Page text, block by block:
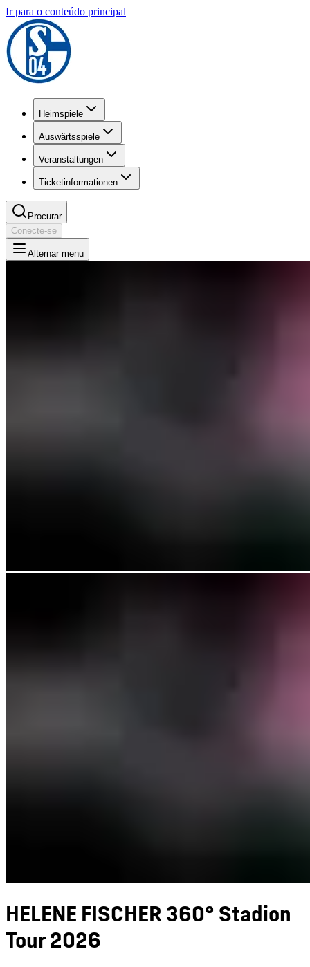
Ir para o conteúdo principal
Heimspiele
Auswärtsspiele
Veranstaltungen
Ticketinformationen
Procurar
Conecte-se
Alternar menu
HELENE FISCHER 360° Stadion
Tour 2026